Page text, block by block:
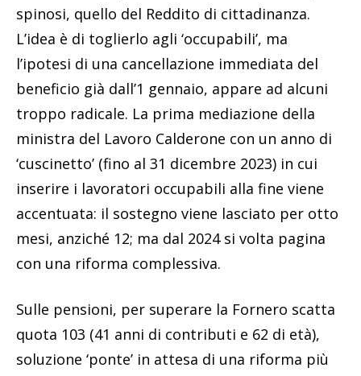
spinosi, quello del Reddito di cittadinanza.
L’idea è di toglierlo agli ‘occupabili’, ma
l’ipotesi di una cancellazione immediata del
beneficio già dall’1 gennaio, appare ad alcuni
troppo radicale. La prima mediazione della
ministra del Lavoro Calderone con un anno di
‘cuscinetto’ (fino al 31 dicembre 2023) in cui
inserire i lavoratori occupabili alla fine viene
accentuata: il sostegno viene lasciato per otto
mesi, anziché 12; ma dal 2024 si volta pagina
con una riforma complessiva.
Sulle pensioni, per superare la Fornero scatta
quota 103 (41 anni di contributi e 62 di età),
soluzione ‘ponte’ in attesa di una riforma più